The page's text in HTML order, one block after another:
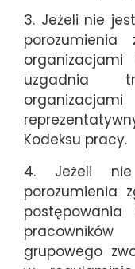
3. Jeżeli nie
porozumienia
organizacjami
uzgadnia
Kodeksu pracy.
4. Jeżeli
porozumienia
grupowego